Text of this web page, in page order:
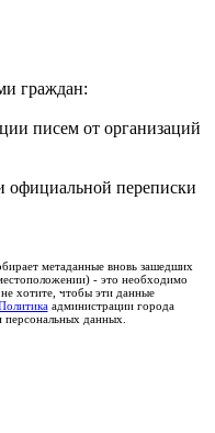
граждан:
писем от организаций
официальной переписки
метаданные вновь зашедших
- это необходимо
хотите, чтобы эти данные
администрации города
данных.